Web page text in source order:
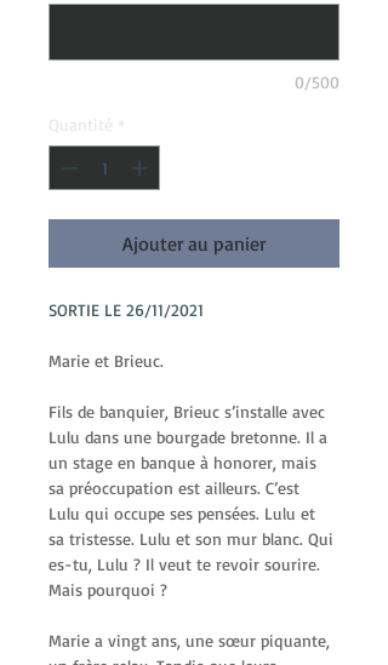
0/500
Ajouter au panier
SORTIE LE 26/11/2021
Marie et Brieuc.
Fils de banquier, Brieuc s’installe avec
Lulu dans une bourgade bretonne. Il a
un stage en banque à honorer, mais
sa préoccupation est ailleurs. C’est
Lulu qui occupe ses pensées. Lulu et
sa tristesse. Lulu et son mur blanc. Qui
es-tu, Lulu ? Il veut te revoir sourire.
Mais pourquoi ?
Marie a vingt ans, une sœur piquante,